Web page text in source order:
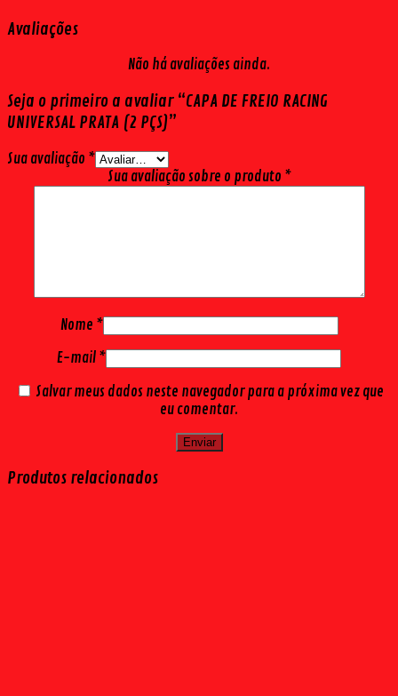
Avaliações
Não há avaliações ainda.
Seja o primeiro a avaliar “CAPA DE FREIO RACING
UNIVERSAL PRATA (2 PÇS)”
Sua avaliação *
Sua avaliação sobre o produto *
Nome *
E-mail *
Salvar meus dados neste navegador para a próxima vez que
eu comentar.
Produtos relacionados